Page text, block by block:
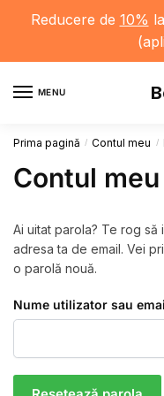
Reducere de 10%
MENU
Prima pagină / Contul meu /
Contul meu
Ai uitat parola? Te rog să
adresa ta de email. Vei
o parolă nouă.
Nume utilizator sau